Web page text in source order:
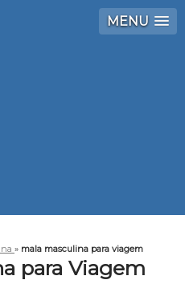
MENU
» mala masculina para viagem
para Viagem